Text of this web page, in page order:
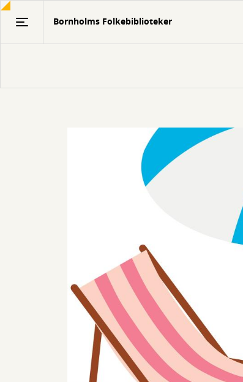
Gå
Bornholms Folkebiblioteker